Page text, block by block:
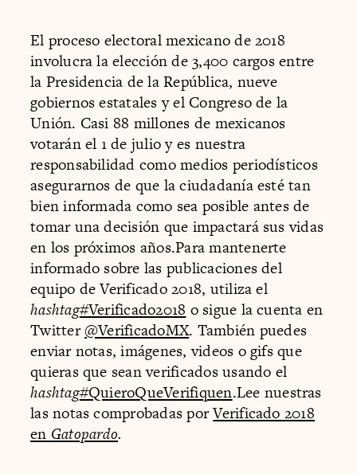
El proceso electoral mexicano de 2018
involucra la elección de 3,400 cargos entre
la Presidencia de la República, nueve
gobiernos estatales y el Congreso de la
Unión. Casi 88 millones de mexicanos
votarán el 1 de julio y es nuestra
responsabilidad como medios periodísticos
asegurarnos de que la ciudadanía esté tan
bien informada como sea posible antes de
tomar una decisión que impactará sus vidas
en los próximos años.Para mantenerte
informado sobre las publicaciones del
equipo de Verificado 2018, utiliza el
hashtag#Verificado2018 o sigue la cuenta en
Twitter@VerificadoMX. También puedes
enviar notas, imágenes, videos o gifs que
quieras que sean verificados usando el
hashtag#QuieroQueVerifiquen.Lee nuestras
las notas comprobadas porVerificado 2018
en Gatopardo.